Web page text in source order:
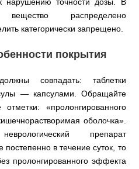
распределено
категорически запрещено.
покрытия
совпадать: таблетки
— капсулами. Обращайте
«пролонгированного
оболочка».
препарат
в течение суток, то
пролонгированного эффекта